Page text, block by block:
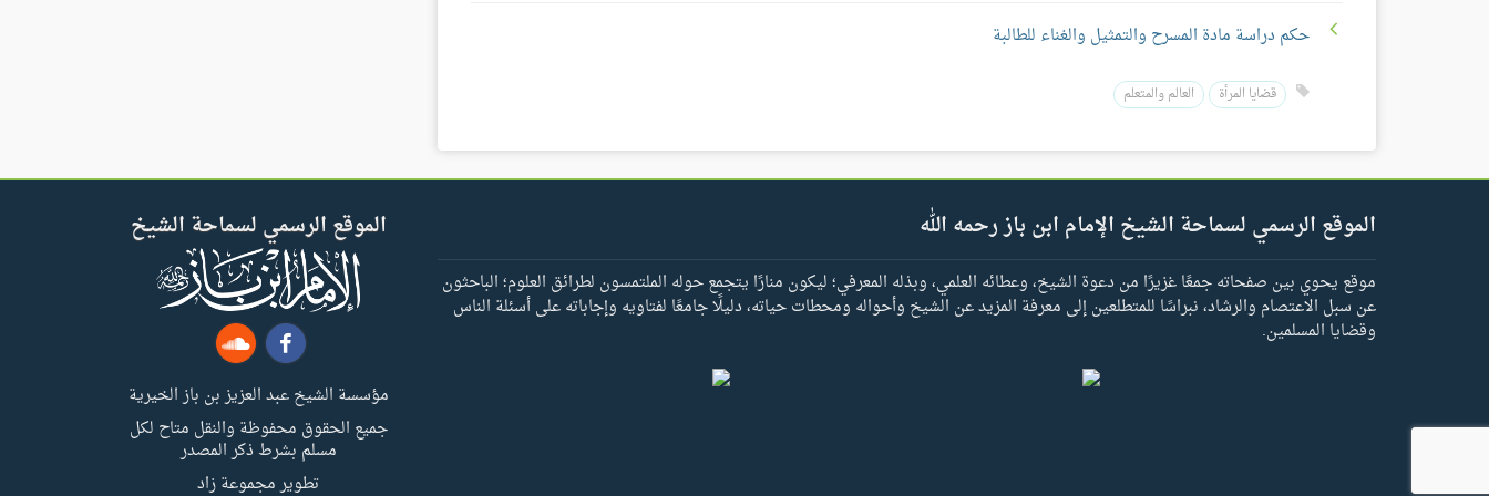
حكم دراسة مادة المسرح والتمثيل والغناء للطالبة
قضايا المرأة العالم والمتعلم
الموقع الرسمي لسماحة الشيخ الإمام ابن باز رحمه الله
موقع يحوي بين صفحاته جمعًا غزيرًا من دعوة الشيخ، وعطائه العلمي، وبذله المعرفي؛ ليكون منارًا يتجمع حوله الملتمسون لطرائق العلوم؛ الباحثون
عن سبل الاعتصام والرشاد، نبراسًا للمتطلعين إلى معرفة المزيد عن الشيخ وأحواله ومحطات حياته، دليلًا جامعًا لفتاويه وإجاباته على أسئلة الناس
وقضايا المسلمين.
الموقع الرسمي لسماحة الشيخ
مؤسسة الشيخ عبد العزيز بن باز الخيرية
جميع الحقوق محفوظة والنقل متاح لكل
مسلم بشرط ذكر المصدر
تطوير مجموعة زاد